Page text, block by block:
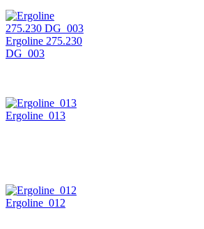
Ergoline 275.230
DG_003
Ergoline_013
Ergoline_012